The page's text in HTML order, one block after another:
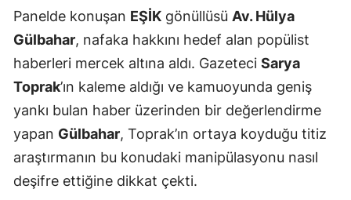
Panelde konuşan EŞİK gönüllüsü Av. Hülya
Gülbahar, nafaka hakkını hedef alan popülist
haberleri mercek altına aldı. Gazeteci Sarya
Toprak’ın kaleme aldığı ve kamuoyunda geniş
yankı bulan haber üzerinden bir değerlendirme
yapan Gülbahar, Toprak’ın ortaya koyduğu titiz
araştırmanın bu konudaki manipülasyonu nasıl
deşifre ettiğine dikkat çekti.